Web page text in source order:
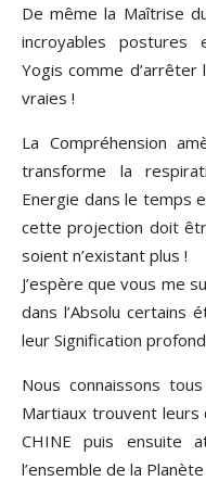
De même la Maîtrise
incroyables postures
Yogis comme
vraies !
La Compréhension
transforme la
Energie dans le temps
cette projection doit
soient n’existant plus !
J’espère que vous me
dans l’Absolu
leur Signification
Nous connaissons
Martiaux trouvent leurs
CHINE puis ensuite
l’ensemble de la Planète